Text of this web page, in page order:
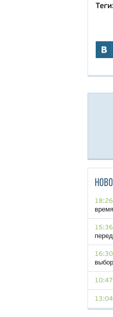
18:26
15:36
16:30
10:47
13:04